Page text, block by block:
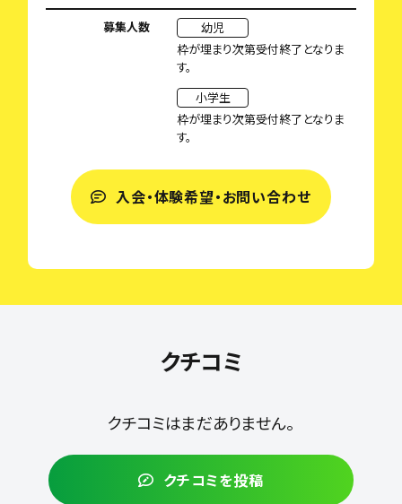
募集人数
幼児
枠が埋まり次第受付終了となりま
す。
小学生
枠が埋まり次第受付終了となりま
す。
入会・体験希望・お問い合わせ
クチコミ
クチコミはまだありません。
クチコミを投稿